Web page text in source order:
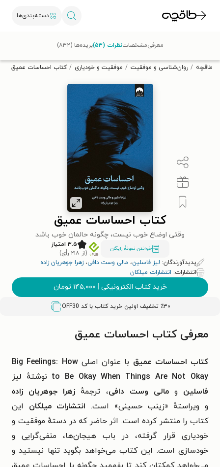
دسته‌بندی‌ها
تخفیف از طاقچه دریافت کن.
طاقچه روان‌شناسی و موفقیت موفقیت و خودیاری کتاب احساسات عمیق
کتاب احساسات عمیق
وقتی اوضاع خوب نیست، چگونه حالمان خوب باشد
خواندن نمونۀ رایگان
۳.۵ امتیاز
(از ۲۱۸ رأی)
پدیدآورندگان: لیز فاسلین، مالی وست دافی، زهرا جوهریان زاده
انتشارات: انتشارات میلکان
خرید کتاب الکترونیکی | ۱۴۵,۰۰۰ تومان
٪۳۰ تخفیف اولین خرید کتاب با کد OFF30
معرفیمشخصاتنظرات (۵۳) بریده‌ها (۸۳۲)
معرفی کتاب احساسات عمیق
کتاب احساسات عمیق با عنوان اصلیBig Feelings: How
to Be Okay When Things Are Not Okay نوشتهٔ لیز
فاسلین ومالی وست دافی، ترجمهٔ زهرا جوهریان زاده
و ویراستهٔ «زینب حسینی» است. انتشارات میلکان این
کتاب را منتشر کرده است. اثر حاضر که در دستهٔ موفقیت و
خودیاری قرار گرفته، در باب هیجان‌ها، منفی‌گرایی و
خودسازی است. این کتاب می‌خواهد بگوید تنها نیستید و